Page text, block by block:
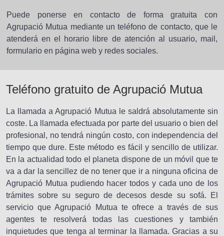
Puede ponerse en contacto de forma gratuita con
Agrupació Mutua mediante un teléfono de contacto, que le
atenderá en el horario libre de atención al usuario, mail,
formulario en página web y redes sociales.
Teléfono gratuito de Agrupació Mutua
La llamada a Agrupació Mutua le saldrá absolutamente sin
coste. La llamada efectuada por parte del usuario o bien del
profesional, no tendrá ningún costo, con independencia del
tiempo que dure. Este método es fácil y sencillo de utilizar.
En la actualidad todo el planeta dispone de un móvil que te
va a dar la sencillez de no tener que ir a ninguna oficina de
Agrupació Mutua pudiendo hacer todos y cada uno de los
trámites sobre su seguro de decesos desde su sofá. El
servicio que Agrupació Mutua te ofrece a través de sus
agentes te resolverá todas las cuestiones y también
inquietudes que tenga al terminar la llamada. Gracias a su